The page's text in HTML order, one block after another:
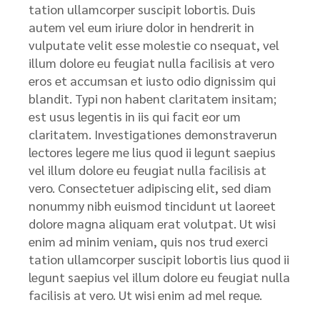
tation ullamcorper suscipit lobortis. Duis
autem vel eum iriure dolor in hendrerit in
vulputate velit esse molestie co nsequat, vel
illum dolore eu feugiat nulla facilisis at vero
eros et accumsan et iusto odio dignissim qui
blandit. Typi non habent claritatem insitam;
est usus legentis in iis qui facit eor um
claritatem. Investigationes demonstraverun
lectores legere me lius quod ii legunt saepius
vel illum dolore eu feugiat nulla facilisis at
vero. Consectetuer adipiscing elit, sed diam
nonummy nibh euismod tincidunt ut laoreet
dolore magna aliquam erat volutpat. Ut wisi
enim ad minim veniam, quis nos trud exerci
tation ullamcorper suscipit lobortis lius quod ii
legunt saepius vel illum dolore eu feugiat nulla
facilisis at vero. Ut wisi enim ad mel reque.